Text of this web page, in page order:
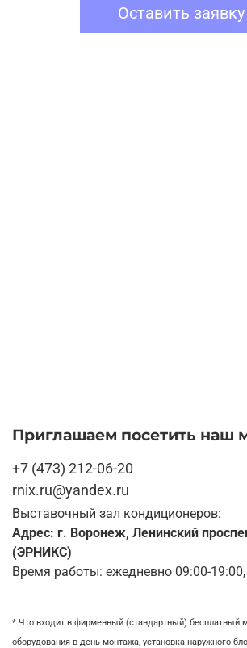
Оставить заявку
Приглашаем посетить наш
+7 (473) 212-06-20
rnix.ru@yandex.ru
Выставочный зал кондиционеров:
Адрес: г. Воронеж, Ленинский
(ЭРНИКС)
Время работы: ежедневно 09:00-
* Что входит в фирменный (стандартный) бесплатный
оборудования в день монтажа, установка наружного